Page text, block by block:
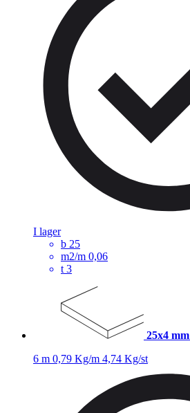
I lager
b 25
m2/m 0,06
t 3
25x4 mm
6 m 0,79 Kg/m 4,74 Kg/st